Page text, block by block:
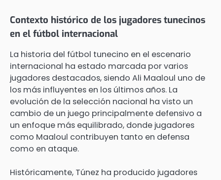
Contexto histórico de los jugadores tunecinos
en el fútbol internacional
La historia del fútbol tunecino en el escenario
internacional ha estado marcada por varios
jugadores destacados, siendo Ali Maaloul uno de
los más influyentes en los últimos años. La
evolución de la selección nacional ha visto un
cambio de un juego principalmente defensivo a
un enfoque más equilibrado, donde jugadores
como Maaloul contribuyen tanto en defensa
como en ataque.
Históricamente, Túnez ha producido jugadores